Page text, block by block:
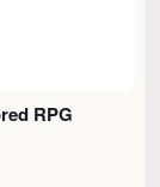
RPG